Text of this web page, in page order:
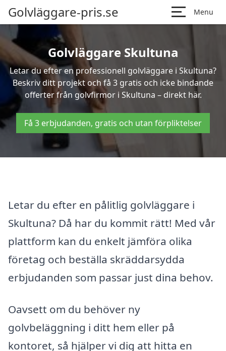
Golvläggare-pris.se Menu
Golvläggare Skultuna
Letar du efter en professionell golvläggare i Skultuna?
Beskriv ditt projekt och få 3 gratis och icke bindande
offerter från golvfirmor i Skultuna – direkt här.
Få 3 erbjudanden, gratis och utan förpliktelser
Letar du efter en pålitlig golvläggare i
Skultuna? Då har du kommit rätt! Med vår
plattform kan du enkelt jämföra olika
företag och beställa skräddarsydda
erbjudanden som passar just dina behov.
Oavsett om du behöver ny
golvbeläggning i ditt hem eller på
kontoret, så hjälper vi dig att hitta en